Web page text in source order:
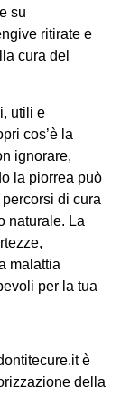
su
ritirate e
cura del
utili e
cos’è la
ignorare,
la piorrea può
di cura
naturale. La
malattia
per la tua
è
della